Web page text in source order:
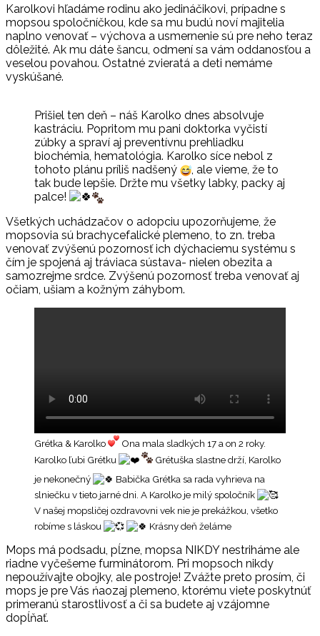
Karolkovi hľadáme rodinu ako jedináčikovi, prípadne s
mopsou spoločníčkou, kde sa mu budú noví majitelia
naplno venovať – výchova a usmernenie sú pre neho teraz
dôležité. Ak mu dáte šancu, odmení sa vám oddanosťou a
veselou povahou. Ostatné zvieratá a deti nemáme
vyskúšané.
Prišiel ten deň – náš Karolko dnes absolvuje
kastráciu. Popritom mu pani doktorka vyčistí
zúbky a spraví aj preventívnu prehliadku
biochémia, hematológia. Karolko síce nebol z
tohoto plánu príliš nadšený
, ale vieme, že to
tak bude lepšie. Držte mu všetky labky, packy aj
palce!
Všetkých uchádzačov o adopciu upozorňujeme, že
mopsovia sú brachycefalické plemeno, to zn. treba
venovať zvýšenú pozornosť ich dýchaciemu systému s
čím je spojená aj tráviaca sústava- nielen obezita a
samozrejme srdce. Zvýšenú pozornosť treba venovať aj
očiam, ušiam a kožným záhybom.
Grétka & Karolko
Ona mala sladkých 17 a on 2 roky.
Karolko ľubi Grétku
Grétuška slastne drží, Karolko
je nekonečný
Babička Grétka sa rada vyhrieva na
slniečku v tieto jarné dni. A Karolko je milý spoločník
V našej mopsličej ozdravovni vek nie je prekážkou, všetko
robíme s láskou
Krásny deň želáme
Mops má podsadu, pĺzne, mopsa NIKDY nestriháme ale
riadne vyčešeme furminátorom. Pri mopsoch nikdy
nepoužívajte obojky, ale postroje! Zvážte preto prosím, či
mops je pre Vás ńaozaj plemeno, ktorému viete poskytnúť
primeranú starostlivosť a či sa budete aj vzájomne
dopĺňať.